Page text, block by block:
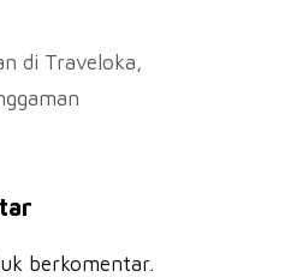
di Traveloka,
berkomentar.